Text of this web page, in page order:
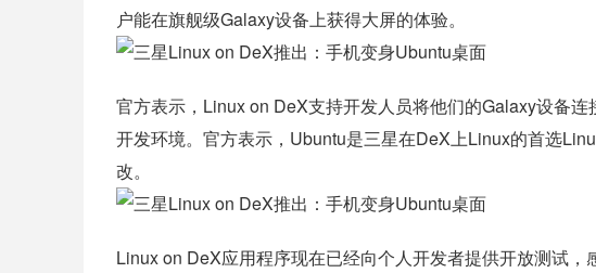
户能在旗舰级Galaxy设备上获得大屏的体验。
官方表示，Linux on DeX支持开发人员将他们的Galaxy设备
开发环境。官方表示，Ubuntu是三星在DeX上Linux的首选
改。
Linux on DeX应用程序现在已经向个人开发者提供开放测试